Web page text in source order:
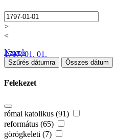
>
<
1797. 01. 01.
Napok
Szűrés dátumra Összes dátum
Felekezet
római katolikus (91)
református (65)
görögkeleti (7)